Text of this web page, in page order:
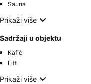
Sauna
Prikaži više
Sadržaji u objektu
Kafić
Lift
Prikaži više